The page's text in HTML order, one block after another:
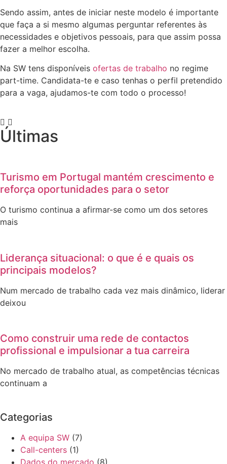
Sendo assim, antes de iniciar neste modelo é importante
que faça a si mesmo algumas perguntar referentes às
necessidades e objetivos pessoais, para que assim possa
fazer a melhor escolha.
Na SW tens disponíveis ofertas de trabalho no regime
part-time. Candidata-te e caso tenhas o perfil pretendido
para a vaga, ajudamos-te com todo o processo!
Últimas
Turismo em Portugal mantém crescimento e
reforça oportunidades para o setor
O turismo continua a afirmar-se como um dos setores
mais
Liderança situacional: o que é e quais os
principais modelos?
Num mercado de trabalho cada vez mais dinâmico, liderar
deixou
Como construir uma rede de contactos
profissional e impulsionar a tua carreira
No mercado de trabalho atual, as competências técnicas
continuam a
Categorias
A equipa SW (7)
Call-centers (1)
Dados do mercado (8)